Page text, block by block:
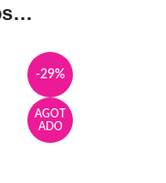
-29%
AGOT
ADO